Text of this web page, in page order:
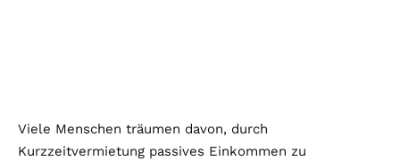
Viele Menschen träumen davon, durch
Kurzzeitvermietung passives Einkommen zu